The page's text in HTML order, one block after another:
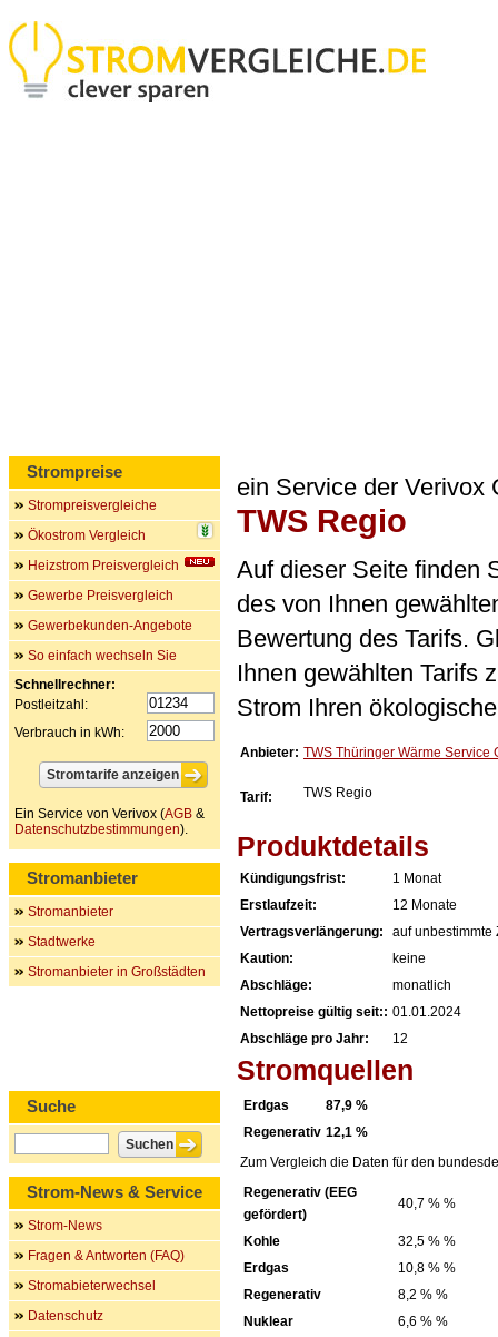
ein Service der Verivox
TWS Regio
Auf dieser Seite finden
des von Ihnen
Bewertung des Tarifs.
Ihnen gewählten Tarifs
Strom Ihren
Anbieter: TWS Thüringer Wärme Service
Tarif: TWS Regio
Produktdetails
Kündigungsfrist:
1 Monat
Erstlaufzeit:
12 Monate
Vertragsverlängerung:
auf unbestimmte
Kaution:
keine
Abschläge:
monatlich
Nettopreise gültig seit:: 01.01.2024
Abschläge pro Jahr:
12
Stromquellen
Erdgas
87,9 %
Regenerativ 12,1 %
Zum Vergleich die Daten für den
Regenerativ (EEG
gefördert)
40,7 % %
Kohle
32,5 % %
Erdgas
10,8 % %
Regenerativ
8,2 % %
Nuklear
6,6 % %
Strompreise
Strompreisvergleiche
Ökostrom Vergleich
Heizstrom Preisvergleich
Gewerbe Preisvergleich
Gewerbekunden-Angebote
So einfach wechseln Sie
Schnellrechner:
Postleitzahl:
Verbrauch in kWh:
Ein Service von Verivox (AGB &
Datenschutzbestimmungen).
Stromanbieter
Stromanbieter
Stadtwerke
Stromanbieter in Großstädten
Suche
Strom-News & Service
Strom-News
Fragen & Antworten (FAQ)
Stromabieterwechsel
Datenschutz